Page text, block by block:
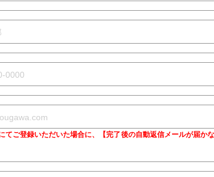
ご登録いただいた場合に、【完了後の自動返信メールが届か